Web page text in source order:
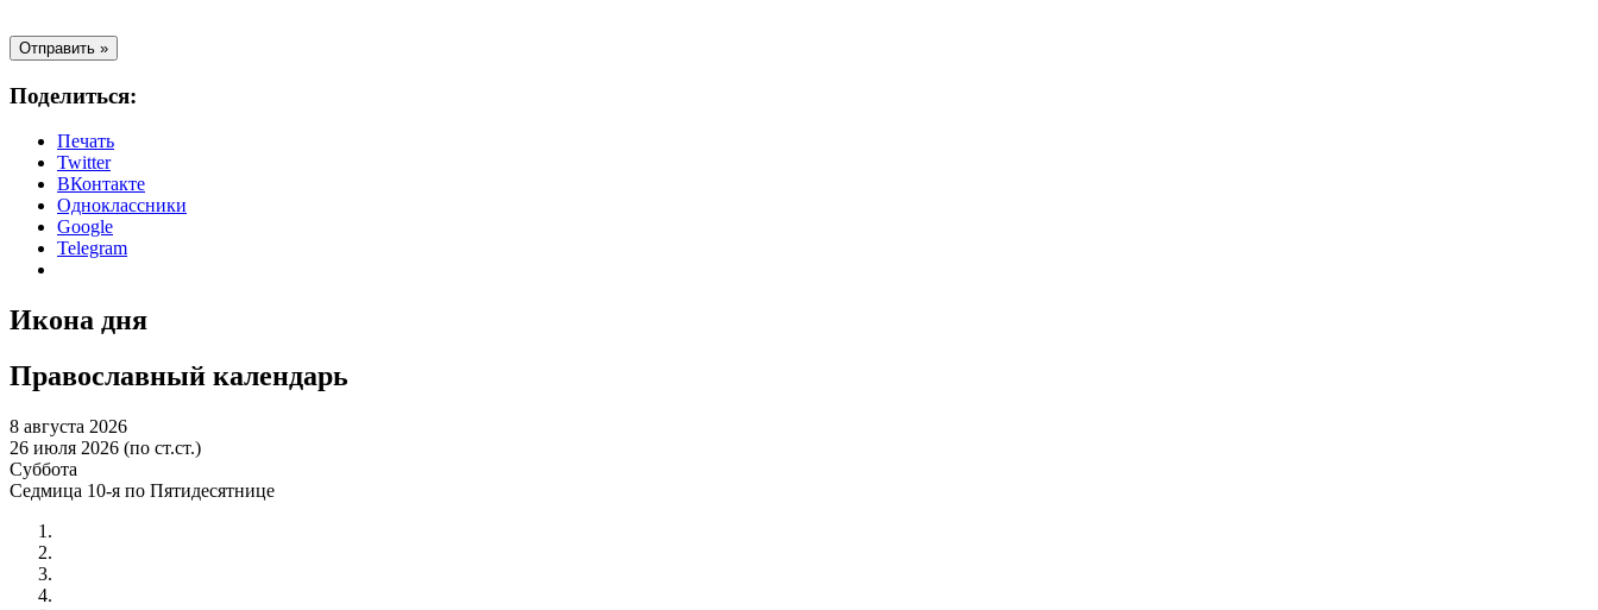
Поделиться:
Печать
Twitter
ВКонтакте
Одноклассники
Google
Telegram
Икона дня
Православный календарь
8 августа 2026
26 июля 2026 (по ст.ст.)
Суббота
Седмица 10-я по Пятидесятнице